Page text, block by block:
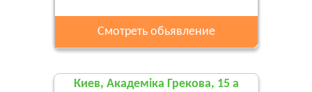
Смотреть обьявление
Киев, Академіка Грекова, 15 а